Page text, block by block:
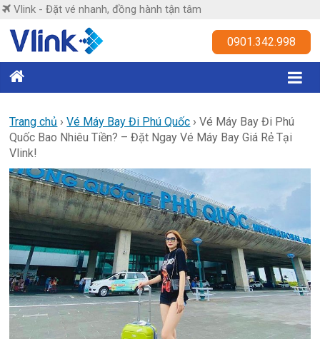
Skip
content
Vlink - Đặt vé nhanh, đồng hành tận tâm
Vlink
nhanh,
đồng
hành
tận
tâm
0901.342.998
Trang chủ ›Vé Máy Bay Đi Phú Quốc ›Vé Máy Bay Đi Phú
Quốc Bao Nhiêu Tiền? – Đặt Ngay Vé Máy Bay Giá Rẻ Tại
Vlink!